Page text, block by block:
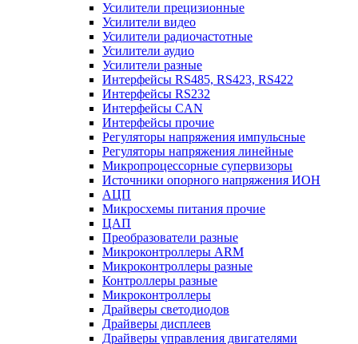
Усилители прецизионные
Усилители видео
Усилители радиочастотные
Усилители аудио
Усилители разные
Интерфейсы RS485, RS423, RS422
Интерфейсы RS232
Интерфейсы CAN
Интерфейсы прочие
Регуляторы напряжения импульсные
Регуляторы напряжения линейные
Микропроцессорные супервизоры
Источники опорного напряжения ИОН
АЦП
Микросхемы питания прочие
ЦАП
Преобразователи разные
Микроконтроллеры ARM
Микроконтроллеры разные
Контроллеры разные
Микроконтроллеры
Драйверы светодиодов
Драйверы дисплеев
Драйверы управления двигателями